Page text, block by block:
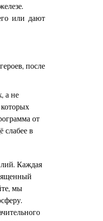
или дают
после
а не
от
в
Каждая
мы